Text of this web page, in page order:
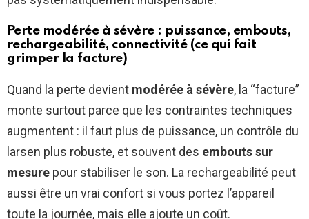
Perte modérée à sévère : puissance, embouts,
rechargeabilité, connectivité (ce qui fait
grimper la facture)
Quand la perte devient modérée à sévère, la “facture”
monte surtout parce que les contraintes techniques
augmentent : il faut plus de puissance, un contrôle du
larsen plus robuste, et souvent des embouts sur
mesure pour stabiliser le son. La rechargeabilité peut
aussi être un vrai confort si vous portez l’appareil
toute la journée, mais elle ajoute un coût.